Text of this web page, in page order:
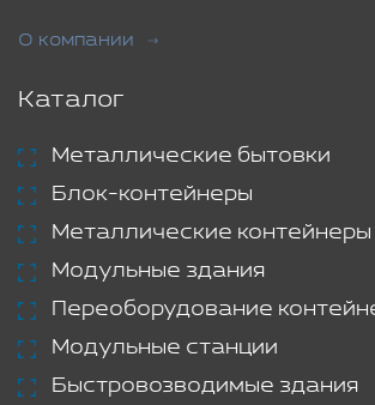
О компании
Каталог
Металлические бытовки
Блок-контейнеры
Металлические контейнеры
Модульные здания
Переоборудование
Модульные станции
Быстровозводимые здания